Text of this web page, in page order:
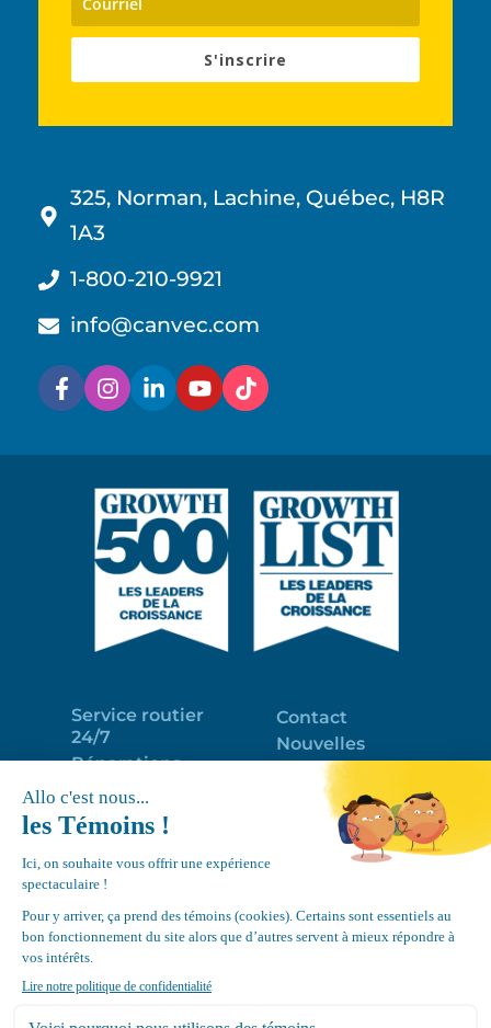
S'inscrire
325, Norman, Lachine, Québec, H8R
1A3
1-800-210-9921
info@canvec.com
Service routier
24/7
Réparations
Programme
d’entretien
Déneigement
de toits
Équipements
Contact
Nouvelles
Portail clients
Emploi
Politique de
Google